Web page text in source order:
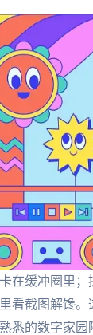
在缓冲圈里
看截图解馋
悉的数字家